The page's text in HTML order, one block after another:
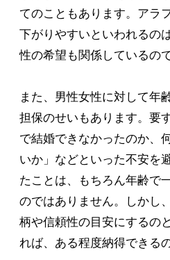
てのこともあります。アラ
下がりやすいといわれるの
性の希望も関係しているので
また、男性女性に対して年
担保のせいもあります。要
で結婚できなかったのか、
いか」などといった不安を
たことは、もちろん年齢で
のではありません。しかし
柄や信頼性の目安にするの
れば、ある程度納得できる